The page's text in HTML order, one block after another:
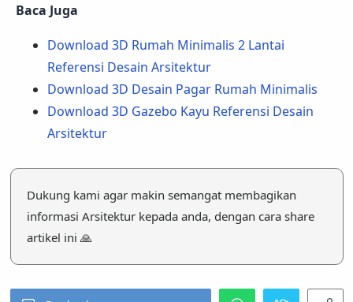
Baca Juga
Download 3D Rumah Minimalis 2 Lantai
Referensi Desain Arsitektur
Download 3D Desain Pagar Rumah Minimalis
Download 3D Gazebo Kayu Referensi Desain
Arsitektur
Dukung kami agar makin semangat membagikan
informasi Arsitektur kepada anda, dengan cara share
artikel ini 🙏